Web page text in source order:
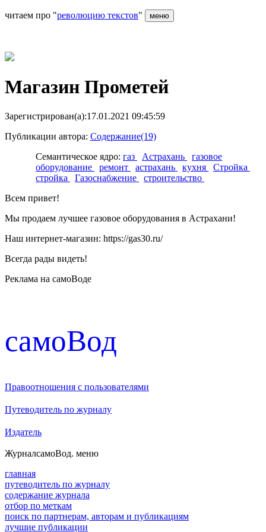
читаем про "революцию текстов" меню
Магазин Прометей
Зарегистрирован(а):17.01.2021 09:45:59
Публикации автора: Содержание(19)
Семантическое ядро: газ Астрахань
газовое
оборудование
ремонт астрахань кухня
Стройка
стройка
Газоснабжение
строительство
Всем привет!
Мы продаем лучшее газовое оборудования в Астрахани!
Наш интернет-магазин: https://gas30.ru/
Всегда рады видеть!
Реклама на самоВоде
cамоВод
Правоотношения с пользователями
Путеводитель по журналу
Издатель
ЖурналсамоВод. меню
главная
путеводитель по журналу
содержание журнала
отбор по меткам
поиск по партнерам, авторам и публикациям
лучшие публикации